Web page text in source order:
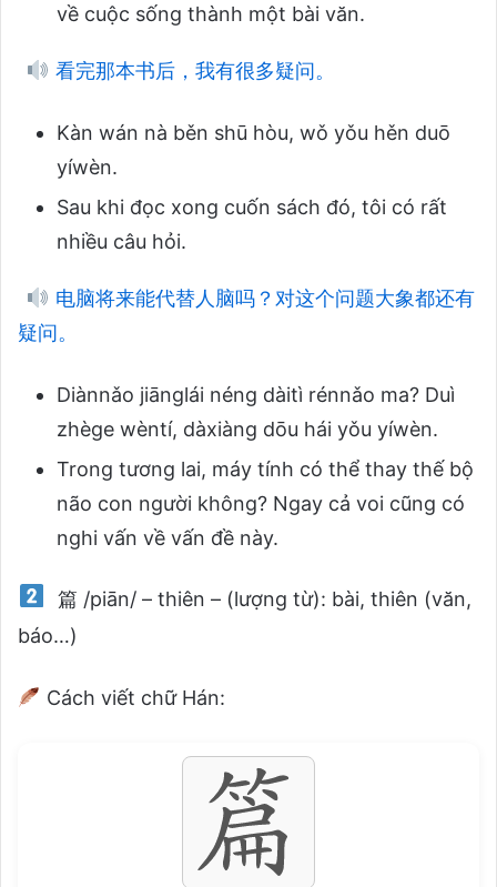
về cuộc sống thành một bài văn.
看完那本书后，我有很多疑问。
Kàn wán nà běn shū hòu, wǒ yǒu hěn duō
yíwèn.
Sau khi đọc xong cuốn sách đó, tôi có rất
nhiều câu hỏi.
电脑将来能代替人脑吗？对这个问题大象都还有
疑问。
Diànnǎo jiānglái néng dàitì rénnǎo ma? Duì
zhège wèntí, dàxiàng dōu hái yǒu yíwèn.
Trong tương lai, máy tính có thể thay thế bộ
não con người không? Ngay cả voi cũng có
nghi vấn về vấn đề này.
篇 /piān/ – thiên – (lượng từ): bài, thiên (văn,
báo…)
Cách viết chữ Hán: